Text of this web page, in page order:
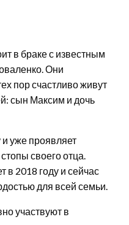
в браке с известным
Они
пор счастливо живут
сын Максим и дочь
уже проявляет
своего отца.
в 2018 году и сейчас
для всей семьи.
участвуют в